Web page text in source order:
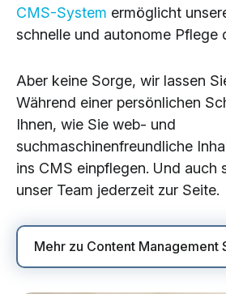
CMS-System ermöglicht
schnelle und autonome Pflege
Aber keine Sorge, wir lassen
Während einer persönlichen
Ihnen, wie Sie web- und
suchmaschinenfreundliche
ins CMS einpflegen. Und auch
unser Team jederzeit zur Seite.
Mehr zu Content Management